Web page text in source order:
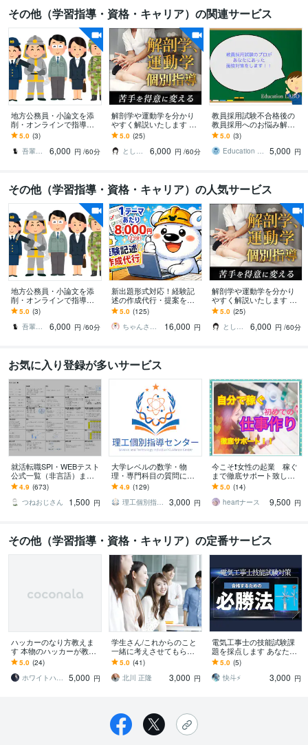
その他（学習指導・資格・キャリア）の関連サービス
地方公務員・小論文を添
削・オンラインで指導し
ます 苦手意識を持つ方や
初心者にも、懇切・丁寧
に指導します。
5.0 (3)
吾輩は猫！
6,000 円 /60分
解剖学や運動学を分かり
やすく解説いたします 運
動器認定理学療法士が図
解を用いて説明いたしま
す。
5.0 (25)
とし＠PT×Photographer
6,000 円 /60分
教員採用試験不合格後の
教員採用へのお悩み解決
します 年度内に次年度の
採用を勝ち得ましょ
う！！！
5.0 (3)
Education LABO
5,000 円
その他（学習指導・資格・キャリア）の人気サービス
地方公務員・小論文を添
削・オンラインで指導し
ます 苦手意識を持つ方や
初心者にも、懇切・丁寧
に指導します。
5.0 (3)
吾輩は猫！
6,000 円 /60分
新出題形式対応！経験記
述の作成代行・提案をし
ます 土木施工管理技士の
経験記述が書けない方向
け※質問2つ分
5.0 (125)
ちゃんさと技師
16,000 円
解剖学や運動学を分かり
やすく解説いたします 運
動器認定理学療法士が図
解を用いて説明いたしま
す。
5.0 (25)
とし＠PT×Photographer
6,000 円 /60分
お気に入り登録が多いサービス
就活転職SPI・WEBテスト
公式一覧（非言語）ます
採用試験（新卒・キャリ
ア）の第一関門をサクッ
と突破したい人！
4.9 (673)
つねおじさん
1,500 円
大学レベルの数学・物
理・専門科目の質問に答
えます 試験問題・授業課
題・レポートなどに関す
る質問をぶつけて下さい
4.9 (129)
理工個別指導センター
3,000 円
今こそ❗️女性の起業 稼ぐ
まで徹底サポート致しま
す 「在宅わたしビジネ
ス」あなたの魅力を仕事
にかえて収入アップ♫
5.0 (14)
heartナース
9,500 円
その他（学習指導・資格・キャリア）の定番サービス
ハッカーのなり方教えま
す 本物のハッカーが教え
るハッカーになる方法
5.0 (24)
ホワイトハッカー INT
5,000 円
学生さん/これからのこと
一緒に考えさせてもらい
ます どんなことでもご相
談ください、丁寧にサポ
ートさせて頂きます
5.0 (41)
北川 正隆
3,000 円
電気工事士の技能試験課
題を採点します あなたの
作った技能試験課題を実
際の試験と同じように採
点します
5.0 (5)
快斗⚡️
3,000 円